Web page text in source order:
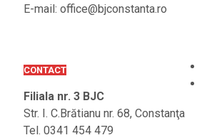
E-mail: office@bjconstanta.ro
CONTACT
Filiala nr. 3 BJC
Str. I. C.Brătianu nr. 68, Constanţa
Tel. 0341 454 479